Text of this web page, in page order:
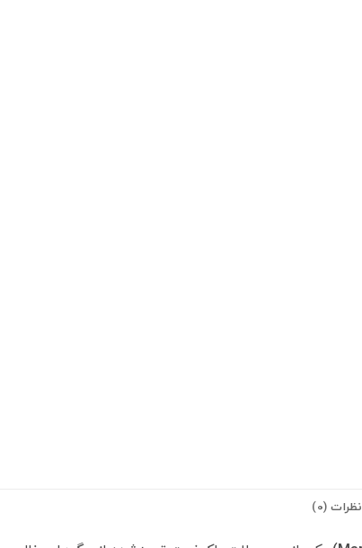
نظرات (0)